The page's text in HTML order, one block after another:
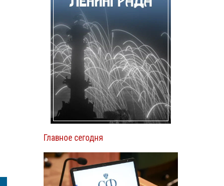
Главное сегодня